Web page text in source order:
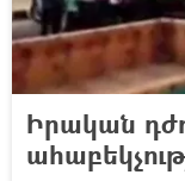
Իրական